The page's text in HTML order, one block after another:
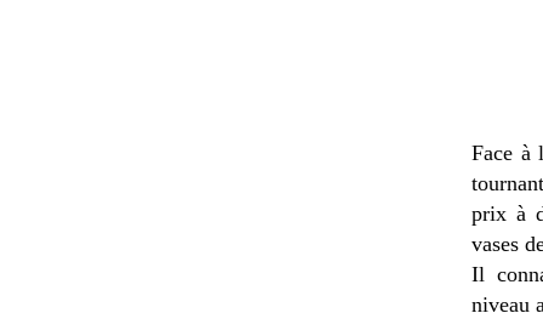
Face à
prix à
vases
Il
niveau